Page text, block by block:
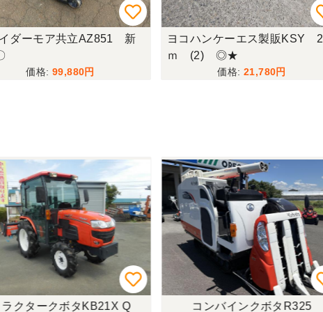
ダーモア共立AZ851 新
99,880
ヨコハンケーエス製販KSY 2
ｍ (2) ◎★
21,780
クタークボタKB21X Q コンバインクボタR325